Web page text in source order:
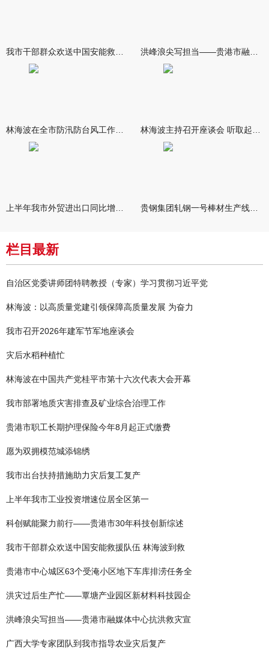
栏目最新
自治区党委讲师团特聘教授（专家）学习贯彻习近平党
林海波：以高质量党建引领保障高质量发展 为奋力
我市召开2026年建军节军地座谈会
灾后水稻种植忙
林海波在中国共产党桂平市第十六次代表大会开幕
我市部署地质灾害排查及矿业综合治理工作
贵港市职工长期护理保险今年8月起正式缴费
愿为双拥模范城添锦绣
我市出台扶持措施助力灾后复工复产
上半年我市工业投资增速位居全区第一
科创赋能聚力前行——贵港市30年科技创新综述
我市干部群众欢送中国安能救援队伍 林海波到救
贵港市中心城区63个受淹小区地下车库排涝任务全
洪灾过后生产忙——覃塘产业园区新材料科技园企
洪峰浪尖写担当——贵港市融媒体中心抗洪救灾宣
广西大学专家团队到我市指导农业灾后复产